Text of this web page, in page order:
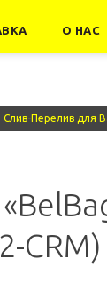
О НАС
Слив-Перелив для
CRM)